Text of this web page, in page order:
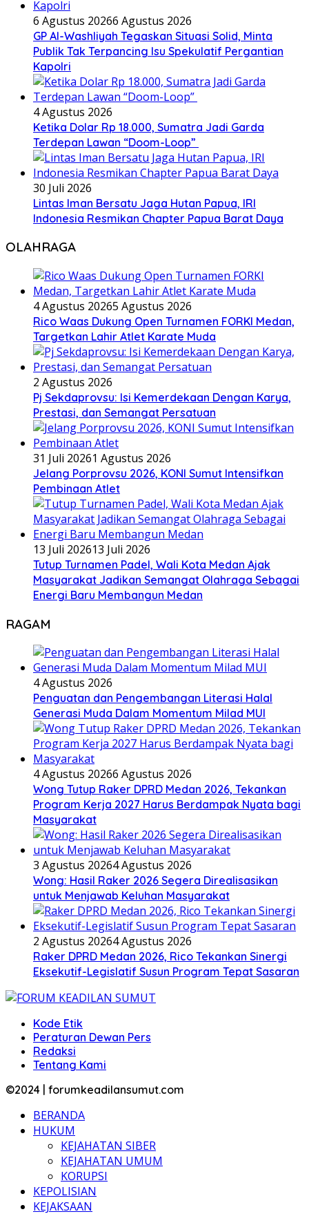
6 Agustus 20266 Agustus 2026
GP Al-Washliyah Tegaskan Situasi Solid, Minta
Publik Tak Terpancing Isu Spekulatif Pergantian
Kapolri
4 Agustus 2026
Ketika Dolar Rp 18.000, Sumatra Jadi Garda
Terdepan Lawan “Doom-Loop”
30 Juli 2026
Lintas Iman Bersatu Jaga Hutan Papua, IRI
Indonesia Resmikan Chapter Papua Barat Daya
OLAHRAGA
4 Agustus 20265 Agustus 2026
Rico Waas Dukung Open Turnamen FORKI Medan,
Targetkan Lahir Atlet Karate Muda
2 Agustus 2026
Pj Sekdaprovsu: Isi Kemerdekaan Dengan Karya,
Prestasi, dan Semangat Persatuan
31 Juli 20261 Agustus 2026
Jelang Porprovsu 2026, KONI Sumut Intensifkan
Pembinaan Atlet
13 Juli 202613 Juli 2026
Tutup Turnamen Padel, Wali Kota Medan Ajak
Masyarakat Jadikan Semangat Olahraga Sebagai
Energi Baru Membangun Medan
RAGAM
4 Agustus 2026
Penguatan dan Pengembangan Literasi Halal
Generasi Muda Dalam Momentum Milad MUI
4 Agustus 20266 Agustus 2026
Wong Tutup Raker DPRD Medan 2026, Tekankan
Program Kerja 2027 Harus Berdampak Nyata bagi
Masyarakat
3 Agustus 20264 Agustus 2026
Wong: Hasil Raker 2026 Segera Direalisasikan
untuk Menjawab Keluhan Masyarakat
2 Agustus 20264 Agustus 2026
Raker DPRD Medan 2026, Rico Tekankan Sinergi
Eksekutif-Legislatif Susun Program Tepat Sasaran
Kode Etik
Peraturan Dewan Pers
Redaksi
Tentang Kami
©2024 | forumkeadilansumut.com
BERANDA
HUKUM
KEJAHATAN SIBER
KEJAHATAN UMUM
KORUPSI
KEPOLISIAN
KEJAKSAAN